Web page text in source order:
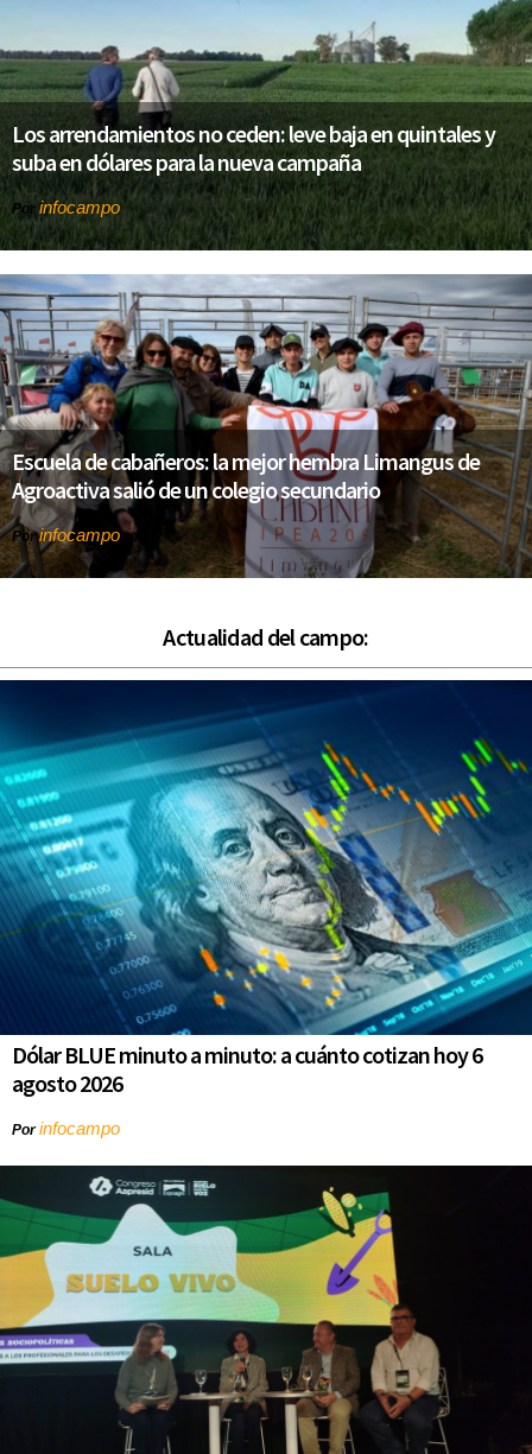
Los arrendamientos no ceden: leve baja en quintales y
suba en dólares para la nueva campaña
Por infocampo
Escuela de cabañeros: la mejor hembra Limangus de
Agroactiva salió de un colegio secundario
Porinfocampo
Actualidad del campo:
Dólar BLUE minuto a minuto: a cuánto cotizan hoy 6
agosto 2026
Porinfocampo